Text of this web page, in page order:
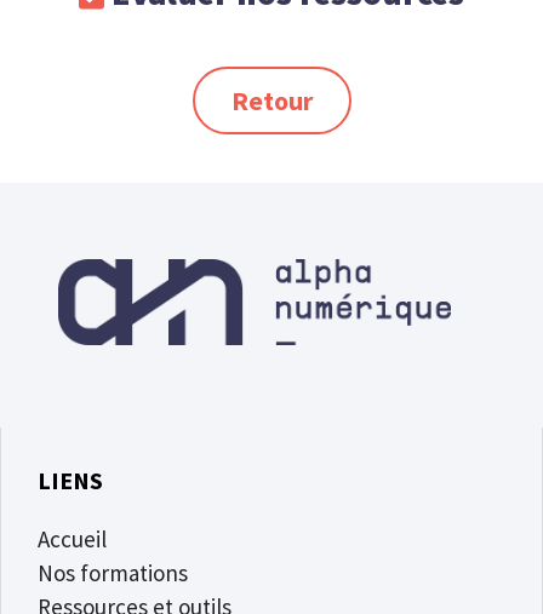
Retour
LIENS
Accueil
Nos formations
Ressources et outils